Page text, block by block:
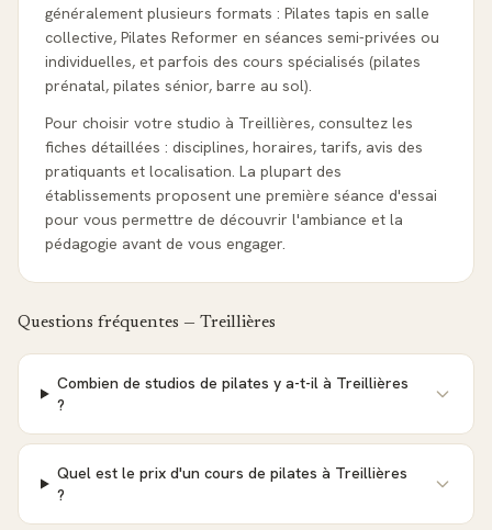
généralement plusieurs formats : Pilates tapis en salle
collective, Pilates Reformer en séances semi-privées ou
individuelles, et parfois des cours spécialisés (pilates
prénatal, pilates sénior, barre au sol).
Pour choisir votre studio à Treillières, consultez les
fiches détaillées : disciplines, horaires, tarifs, avis des
pratiquants et localisation. La plupart des
établissements proposent une première séance d'essai
pour vous permettre de découvrir l'ambiance et la
pédagogie avant de vous engager.
Questions fréquentes — Treillières
Combien de studios de pilates y a-t-il à Treillières
?
Quel est le prix d'un cours de pilates à Treillières
?